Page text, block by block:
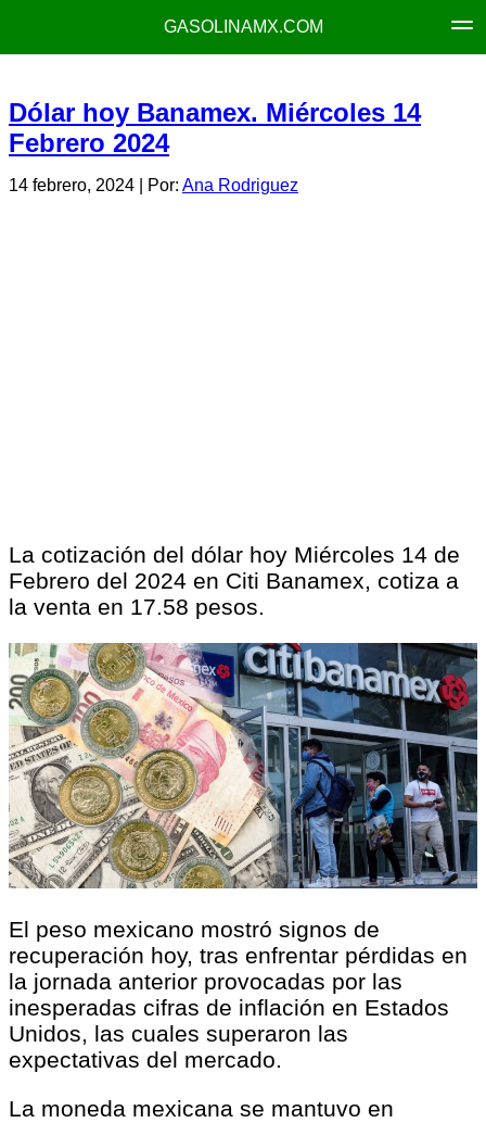
GASOLINAMX.COM
Dólar hoy Banamex. Miércoles 14
Febrero 2024
14 febrero, 2024 | Por: Ana Rodriguez
La cotización del dólar hoy Miércoles 14 de
Febrero del 2024 en Citi Banamex, cotiza a
la venta en 17.58 pesos.
El peso mexicano mostró signos de
recuperación hoy, tras enfrentar pérdidas en
la jornada anterior provocadas por las
inesperadas cifras de inflación en Estados
Unidos, las cuales superaron las
expectativas del mercado.
La moneda mexicana se mantuvo en